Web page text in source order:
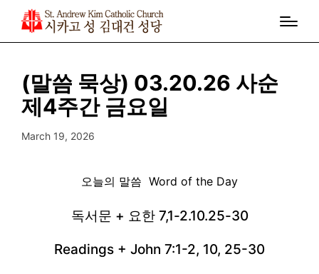
(말씀 묵상) 03.20.26 사순
제4주간 금요일
March 19, 2026
오늘의 말씀 Word of the Day
독서문 + 요한 7,1-2.10.25-30
Readings + John 7:1-2, 10, 25-30